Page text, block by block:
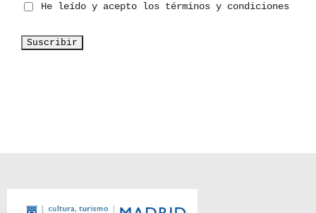
He leído y acepto los términos y condiciones